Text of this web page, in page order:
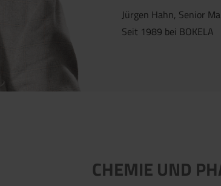
Jürgen Hahn, Senior
Seit 1989 bei BOKELA
CHEMIE UND